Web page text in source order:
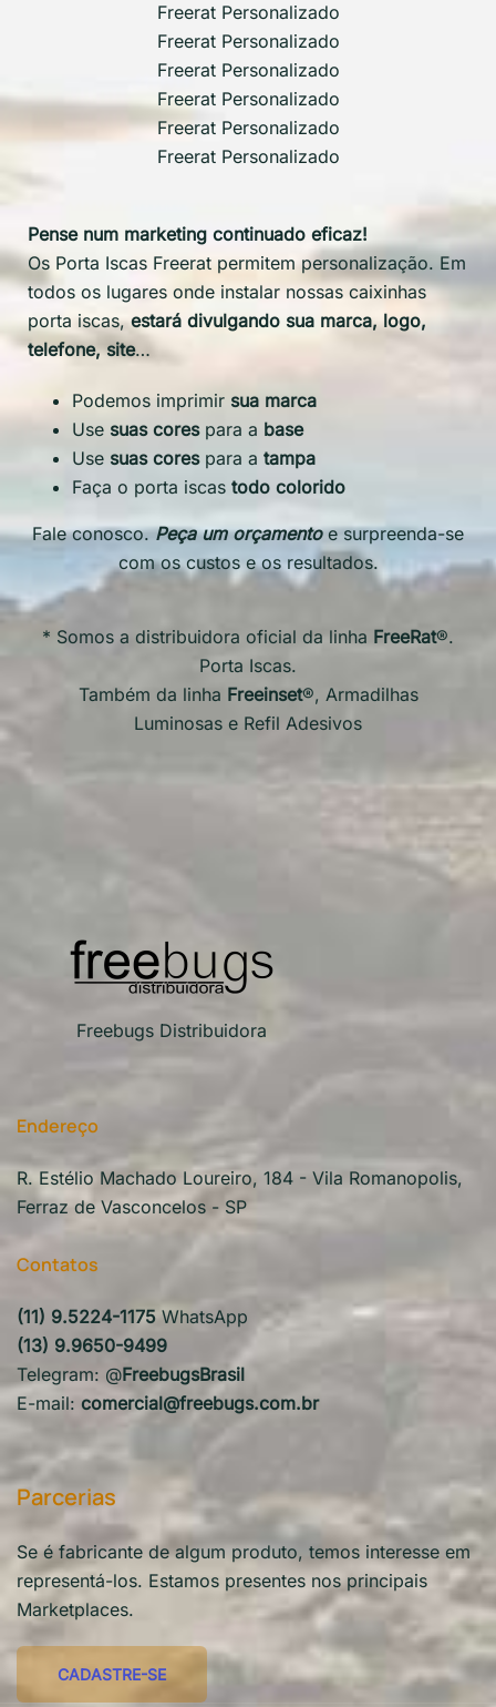
Freerat Personalizado
Freerat Personalizado
Freerat Personalizado
Freerat Personalizado
Freerat Personalizado
Freerat Personalizado
Pense num marketing continuado eficaz!
Os Porta Iscas Freerat permitem personalização. Em
todos os lugares onde instalar nossas caixinhas
porta iscas,estará divulgando sua marca, logo,
telefone, site…
Podemos imprimir sua marca
Use suas corespara a base
Use suas corespara a tampa
Faça o porta iscas todo colorido
Fale conosco.Peça um orçamentoe surpreenda-se
com os custos e os resultados.
* Somos a distribuidora oficial da linha FreeRat®.
Porta Iscas.
Também da linha Freeinset®, Armadilhas
Luminosas e Refil Adesivos
Freebugs Distribuidora
Endereço
R. Estélio Machado Loureiro, 184 - Vila Romanopolis,
Ferraz de Vasconcelos - SP
Contatos
(11) 9.5224-1175 WhatsApp
(13) 9.9650-9499
Telegram: @FreebugsBrasil
E-mail: comercial@freebugs.com.br
Parcerias
Se é fabricante de algum produto, temos interesse em
representá-los. Estamos presentes nos principais
Marketplaces.
CADASTRE-SE